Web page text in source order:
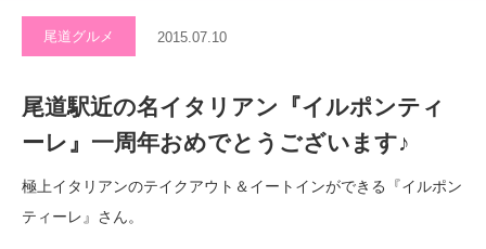
尾道グルメ 2015.07.10
尾道駅近の名イタリアン『イルポンティ
ーレ』一周年おめでとうございます♪
極上イタリアンのテイクアウト＆イートインができる『イルポン
ティーレ』さん。